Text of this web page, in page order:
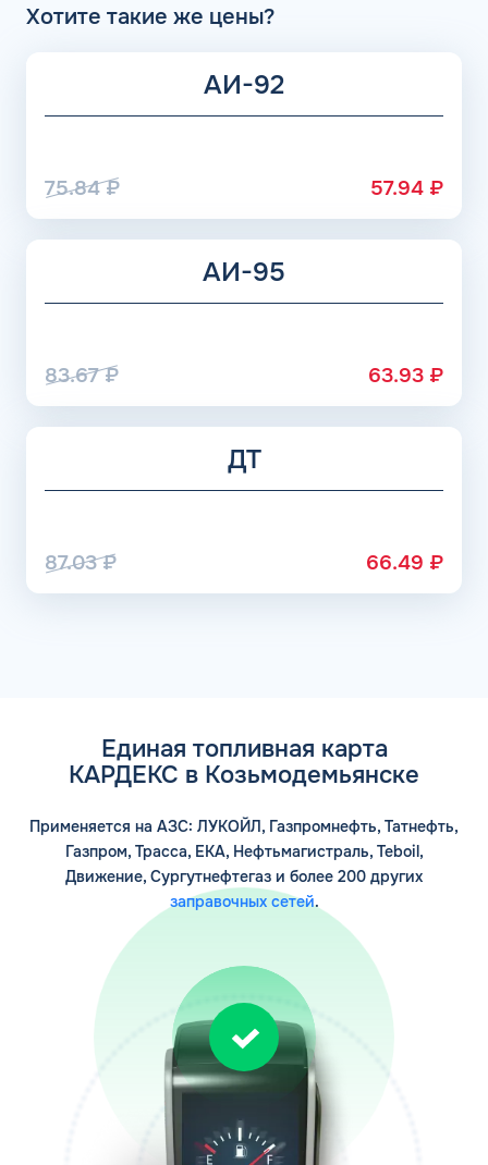
Хотите такие же цены?
АИ-92
75.84₽ 57.94 ₽
АИ-95
83.67₽ 63.93 ₽
ДТ
87.03₽ 66.49 ₽
Единая топливная карта
КАРДЕКС в Козьмодемьянске
Применяется на АЗС: ЛУКОЙЛ, Газпромнефть, Татнефть,
Газпром, Трасса, ЕКА, Нефтьмагистраль, Teboil,
Движение, Сургутнефтегаз и более 200 других
заправочных сетей.